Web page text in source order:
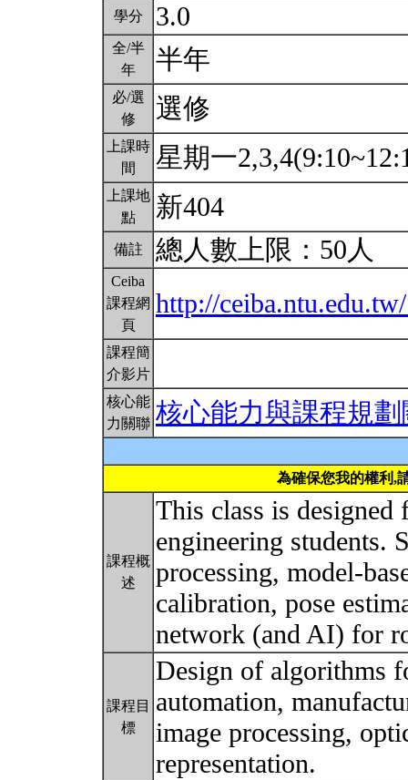
學分 3.0
全/半
年
半年
必/選
修
選修
上課時
間
星期一
上課地
點
新404
備註 總人數上限：50人
Ceiba
課程網
頁
http://
課程簡
介影片
核心能
力關聯 核心能力與課程規
為確保您我的權利,
課程概
述
This class is
engineering students.
processing, model-
calibration, pose
network (and AI) for
課程目
標
Design of algorithms
automation,
image processing,
representation.